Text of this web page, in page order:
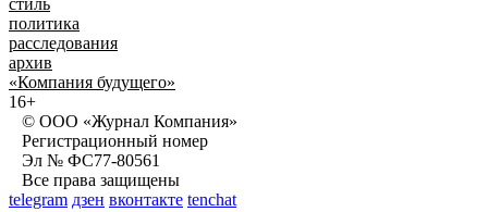
стиль
политика
расследования
архив
«Компания будущего»
16+
© ООО «Журнал Компания»
Регистрационный номер
Эл № ФС77-80561
Все права защищены
telegram дзен вконтакте tenchat